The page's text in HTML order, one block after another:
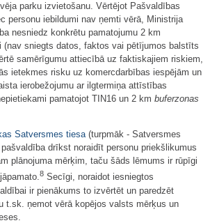
parku izvietošanu. Vērtējot Pašvaldības
personu iebildumi nav ņemti vērā, Ministrija
nesniedz konkrētu pamatojumu 2 km
(nav sniegts datos, faktos vai pētījumos balstīts
samērīgumu attiecībā uz faktiskajiem riskiem,
ietekmes risku uz komercdarbības iespējām un
ierobežojumu ar ilgtermiņa attīstības
pamatojot TIN16 un 2 km buferzonas
Satversmes tiesa(turpmāk - Satversmes
drīkst noraidīt personu priekšlikumus
plānojuma mērķim, taču šāds lēmums ir rūpīgi
8 Secīgi, noraidot iesniegtos
ir pienākums to izvērtēt un paredzēt
t.sk. ņemot vērā kopējos valsts mērķus un